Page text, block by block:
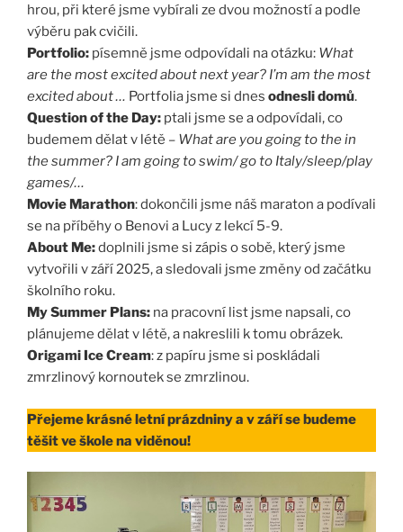
hrou, při které jsme vybírali ze dvou možností a podle
výběru pak cvičili.
Portfolio: písemně jsme odpovídali na otázku: What
are the most excited about next year? I’m am the most
excited about … Portfolia jsme si dnes odnesli domů.
Question of the Day: ptali jsme se a odpovídali, co
budemem dělat v létě – What are you going to the in
the summer? I am going to swim/ go to Italy/sleep/play
games/…
Movie Marathon: dokončili jsme náš maraton a podívali
se na příběhy o Benovi a Lucy z lekcí 5-9.
About Me:doplnili jsme si zápis o sobě, který jsme
vytvořili v září 2025, a sledovali jsme změny od začátku
školního roku.
My Summer Plans: na pracovní list jsme napsali, co
plánujeme dělat v létě, a nakreslili k tomu obrázek.
Origami Ice Cream: z papíru jsme si poskládali
zmrzlinový kornoutek se zmrzlinou.
Přejeme krásné letní prázdniny a v září se budeme
těšit ve škole na viděnou!